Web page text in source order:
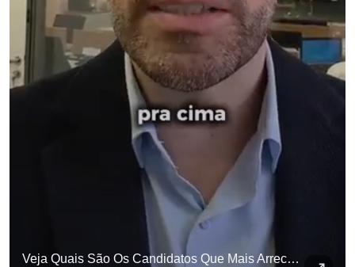
Veja Quais São Os Candidatos Que Mais Arrecadaram Recursos, Até Agora, Por Meio De Vaquinhas Eleito